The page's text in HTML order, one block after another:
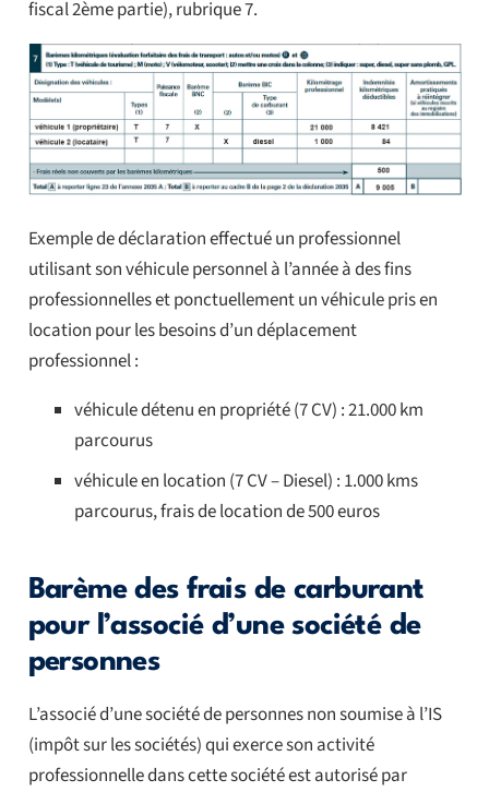
fiscal 2ème partie), rubrique 7.
Exemple de déclaration effectué un professionnel
utilisant son véhicule personnel à l’année à des fins
professionnelles et ponctuellement un véhicule pris en
location pour les besoins d’un déplacement
professionnel :
véhicule détenu en propriété (7 CV) : 21.000 km
parcourus
véhicule en location (7 CV – Diesel) : 1.000 kms
parcourus, frais de location de 500 euros
Barème des frais de carburant
pour l’associé d’une société de
personnes
L’associé d’une société de personnes non soumise à l’IS
(impôt sur les sociétés) qui exerce son activité
professionnelle dans cette société est autorisé par